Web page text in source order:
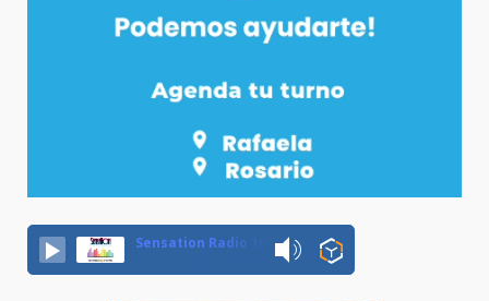
Sensation Radio 107.5 Neuquen